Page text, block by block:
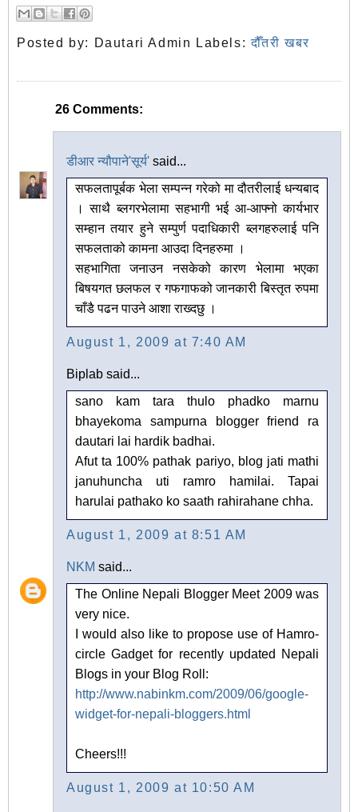
Posted by: Dautari Admin Labels:दौँतरी खबर
26 Comments:
डीआर न्यौपाने'सूर्य' said...
सफलतापूर्बक भेला सम्पन्न गरेको मा दौतरीलाई धन्यबाद
। साथै ब्लगरभेलामा सहभागी भई आ-आफ्नो कार्यभार
सम्हान तयार हुने सम्पुर्ण पदाधिकारी ब्लगहरुलाई पनि
सफलताको कामना आउदा दिनहरुमा ।
सहभागिता जनाउन नसकेको कारण भेलामा भएका
बिषयगत छलफल र गफगाफको जानकारी बिस्तृत रुपमा
चाँडै पढन पाउने आशा राख्दछु ।
August 1, 2009 at 7:40 AM
Biplab said...
sano kam tara thulo phadko marnu
bhayekoma sampurna blogger friend ra
dautari lai hardik badhai.
Afut ta 100% pathak pariyo, blog jati mathi
januhuncha uti ramro hamilai. Tapai
harulai pathako ko saath rahirahane chha.
August 1, 2009 at 8:51 AM
NKM said...
The Online Nepali Blogger Meet 2009 was
very nice.
I would also like to propose use of Hamro-
circle Gadget for recently updated Nepali
Blogs in your Blog Roll:
http://www.nabinkm.com/2009/06/google-
widget-for-nepali-bloggers.html
Cheers!!!
August 1, 2009 at 10:50 AM